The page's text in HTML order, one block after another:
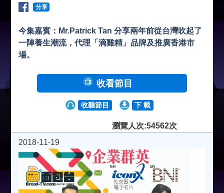
分享
今集嘉賓：Mr.Patrick Tan 分享兩年前從台灣吹起了
一陣養生潮流，代理「滴雞精」品牌及推廣香港市
場。
收看節目
收聽節目 下 載
瀏覽人次:54562次
2018-11-19